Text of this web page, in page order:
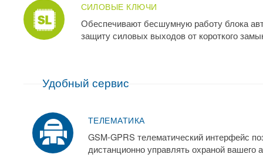
СИЛОВЫЕ КЛЮЧИ
Обеспечивают бесшумную работу блока
защиту силовых выходов от короткого
Удобный сервис
ТЕЛЕМАТИКА
GSM-GPRS телематический интерфейс
дистанционно управлять охраной вашего